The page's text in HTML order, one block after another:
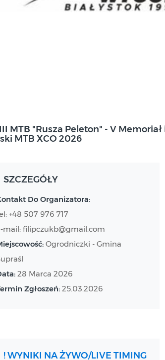
Ogrodniczki - gmina Supraśl
MTB "Rusza Peleton" - V
MTB XCO 2026
SZCZEGÓŁY
Do Organizatora:
+48 507 976 717
mail: filipczukb@gmail.com
Ogrodniczki - Gmina
28 Marca 2026
Zgłoszeń: 25.03.2026
! WYNIKI NA ŻYWO/LIVE TIMING